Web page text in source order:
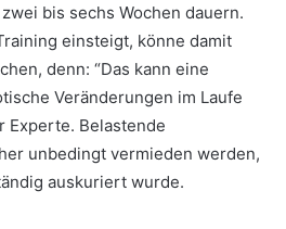
bis sechs Wochen dauern.
einsteigt, könne damit
denn: “Das kann eine
Veränderungen im Laufe
Experte. Belastende
unbedingt vermieden werden,
auskuriert wurde.